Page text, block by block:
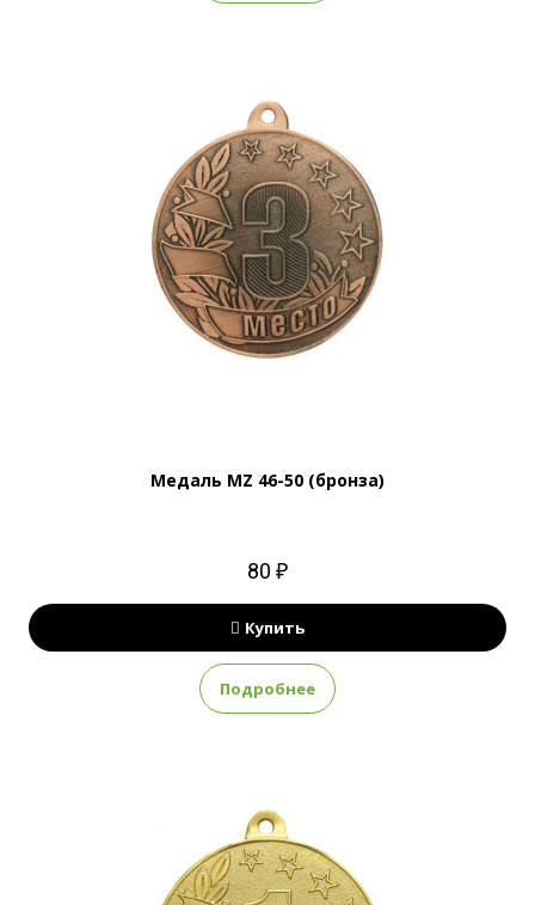
Медаль MZ 46-50 (бронза)
80 ₽
Купить
Подробнее